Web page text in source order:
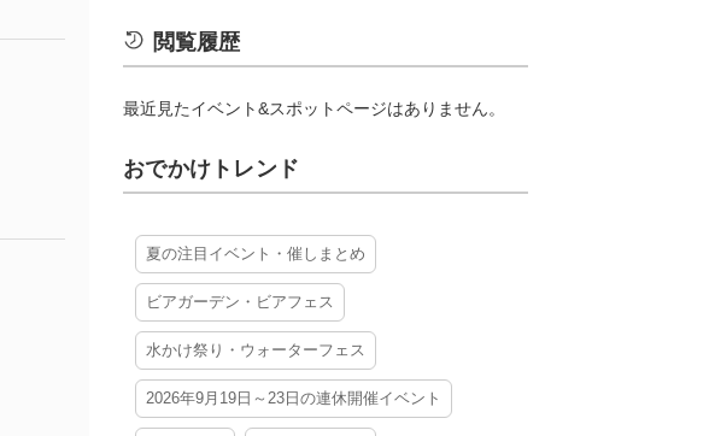
閲覧履歴
最近見たイベント&スポットページはありません。
おでかけトレンド
夏の注目イベント・催しまとめ
ビアガーデン・ビアフェス
水かけ祭り・ウォーターフェス
2026年9月19日～23日の連休開催イベント